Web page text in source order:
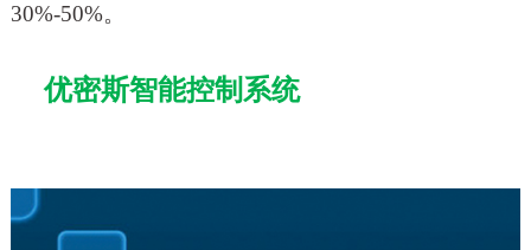
30%-50%。
优密斯智能控制系统